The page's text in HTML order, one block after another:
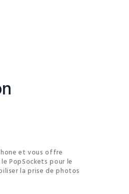
et vous offre
PopSockets pour le
la prise de photos